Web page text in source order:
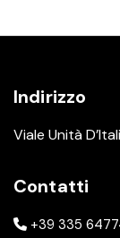
Indirizzo
Viale Unità
Contatti
+39 335